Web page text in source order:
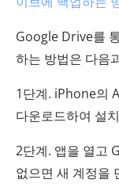
Google Drive를
하는 방법은 다음
1단계. iPhone의
다운로드하여 설
2단계. 앱을 열고
없으면 새 계정을